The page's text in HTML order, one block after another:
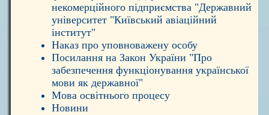
некомерційного підприємства "Державний
університет "Київський авіаційний
інститут"
Наказ про уповноважену особу
Посилання на Закон України "Про
забезпечення функціонування української
мови як державної"
Мова освітнього процесу
Новини